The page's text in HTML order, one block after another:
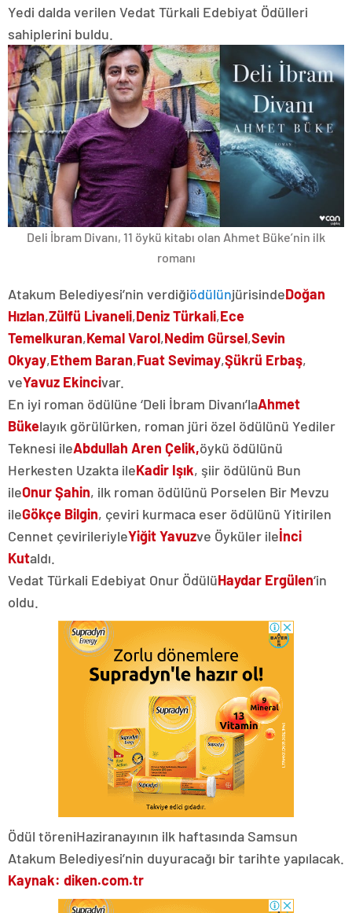
Yedi dalda verilen Vedat Türkali Edebiyat Ödülleri
sahiplerini buldu.
Deli İbram Divanı, 11 öykü kitabı olan Ahmet Büke’nin ilk
romanı
Atakum Belediyesi’nin verdiğiödülünjürisindeDoğan
Hızlan,Zülfü Livaneli,Deniz Türkali,Ece
Temelkuran,Kemal Varol,Nedim Gürsel,Sevin
Okyay,Ethem Baran,Fuat Sevimay,Şükrü Erbaş,
veYavuz Ekincivar.
En iyi roman ödülüne ‘Deli İbram Divanı’laAhmet
Bükelayık görülürken, roman jüri özel ödülünü Yediler
Teknesi ileAbdullah Aren Çelik,öykü ödülünü
Herkesten Uzakta ileKadir Işık, şiir ödülünü Bun
ileOnur Şahin, ilk roman ödülünü Porselen Bir Mevzu
ileGökçe Bilgin, çeviri kurmaca eser ödülünü Yitirilen
Cennet çevirileriyleYiğit Yavuzve Öyküler ileİnci
Kutaldı.
Vedat Türkali Edebiyat Onur ÖdülüHaydar Ergülen‘in
oldu.
Ödül töreniHaziranayının ilk haftasında Samsun
Atakum Belediyesi’nin duyuracağı bir tarihte yapılacak.
Kaynak: diken.com.tr